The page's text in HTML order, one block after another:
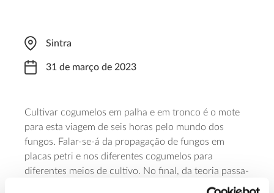
Sintra
31 de março de 2023
Cultivar cogumelos em palha e em tronco é o mote
para esta viagem de seis horas pelo mundo dos
fungos. Falar-se-á da propagação de fungos em
placas petri e nos diferentes cogumelos para
diferentes meios de cultivo. No final, da teoria passa-
se à prática, inoculando-se palha e troncos. O valor